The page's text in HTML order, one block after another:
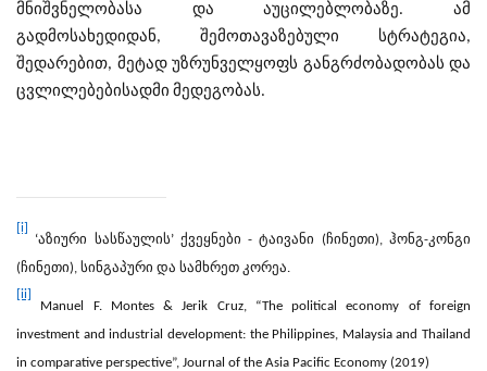
მნიშვნელობასა და აუცილებლობაზე. ამ
გადმოსახედიდან, შემოთავაზებული სტრატეგია,
შედარებით, მეტად უზრუნველყოფს განგრძობადობას და
ცვლილებებისადმი მედეგობას.
[i]
‘აზიური სასწაულის’ ქვეყნები - ტაივანი (ჩინეთი), ჰონგ-კონგი
(ჩინეთი), სინგაპური და სამხრეთ კორეა.
[ii]
Manuel F. Montes & Jerik Cruz, “The political economy of foreign
investment and industrial development: the Philippines, Malaysia and Thailand
in comparative perspective”, Journal of the Asia Pacific Economy (2019)